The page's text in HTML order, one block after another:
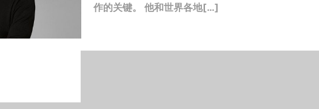
作的关键。 他和世界各地[…]